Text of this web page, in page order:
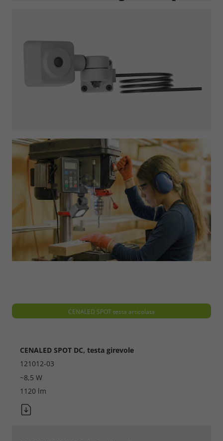
CENALED SPOT testa articolata
CENALED SPOT DC, testa girevole
121012-03
~8,5 W
1120 lm
Marketing
Consent Information
Accept All
Save